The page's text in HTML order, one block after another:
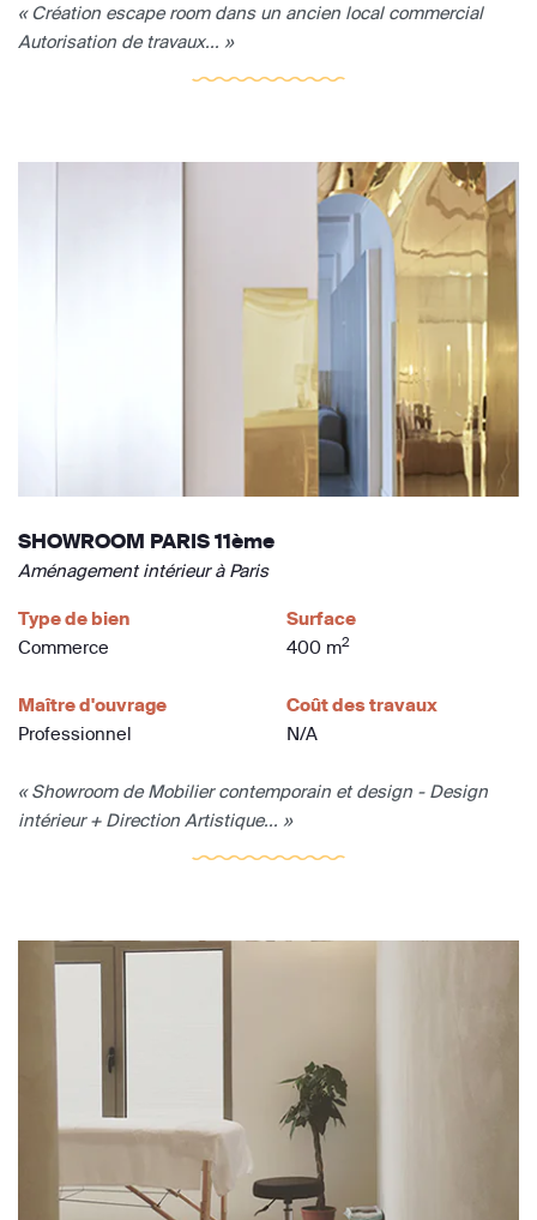
« Création escape room dans un ancien local commercial
Autorisation de travaux... »
SHOWROOM PARIS 11ème
Aménagement intérieur à Paris
Type de bien
Commerce
Surface
400 m2
Maître d'ouvrage
Professionnel
Coût des travaux
N/A
« Showroom de Mobilier contemporain et design - Design
intérieur + Direction Artistique... »